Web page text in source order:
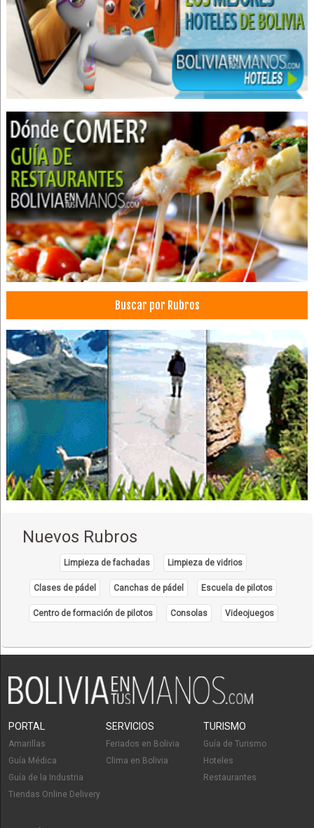
Escuelas Particulares
Escuelas Privadas
Escuelas Públicas
Estilistas
Maquillaje Profesional
Pintado de Uñas
Pedicure
Hoteles
Hotels
Complejos Turísticos
Turismo Ecológico
Delivery
Restaurantes
Restaurantes: Comida Criolla
Blanqueamiento Dental
Consultorio Dental
Estética Dental
Endodoncia
Limpieza Dental
Odontología Estética
Ortodoncia
Periodoncia
Almuerzo Familiar
Focos LED
Focos Ahorradores
Iluminación
Placas
Iluminación industrial
Almacenes
Almacenaje
Bodegas
Galpones
Buses
Encomiendas
Buscar por Rubros
Nuevos Rubros
Limpieza de fachadas Limpieza de vidrios
Clases de pádel Canchas de pádel Escuela de pilotos
Centro de formación de pilotos Consolas Videojuegos
PORTAL
Amarillas
Guía Médica
Guía de la Industria
Tiendas Online Delivery
SERVICIOS
Feriados en Bolivia
Clima en Bolivia
TURISMO
Guía de Turismo
Hoteles
Restaurantes